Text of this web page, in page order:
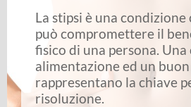
La stipsi è una condizione
può compromettere il
fisico di una persona.
alimentazione ed un
rappresentano la chiave
risoluzione.